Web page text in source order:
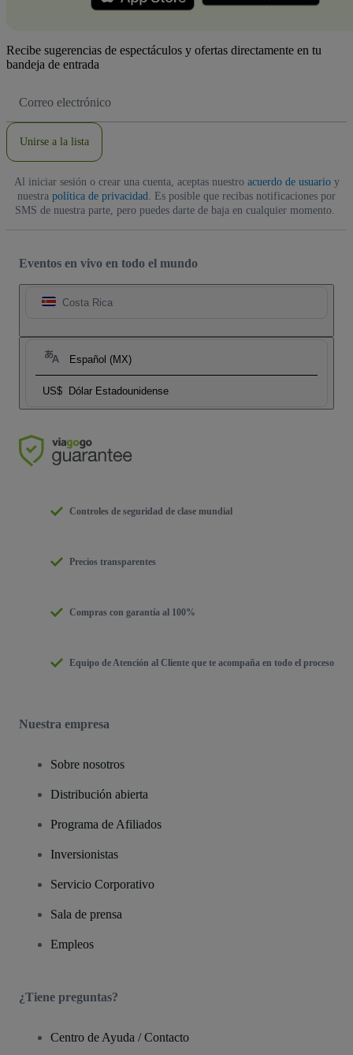
Recibe sugerencias de espectáculos y ofertas directamente en tu
bandeja de entrada
de
Unirse a la lista
Al iniciar sesión o crear una cuenta, aceptas nuestro acuerdo de usuarioy
nuestra política de privacidad . Es posible que recibas notificaciones por
SMS de nuestra parte, pero puedes darte de baja en cualquier momento.
Eventos en vivo en todo el mundo
Costa Rica
Español (MX)
US$ Dólar Estadounidense
Controles de seguridad de clase mundial
Precios transparentes
Compras con garantía al 100%
Equipo de Atención al Cliente que te acompaña en todo el proceso
Nuestra empresa
Sobre nosotros
Distribución abierta
Programa de Afiliados
Inversionistas
Servicio Corporativo
Sala de prensa
Empleos
¿Tiene preguntas?
Centro de Ayuda / Contacto